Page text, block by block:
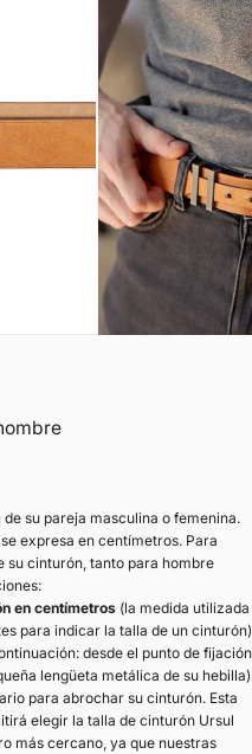
su pareja masculina o femenina.
expresa en centímetros. Para
su cinturón, tanto para hombre
en centímetros (la medida utilizada
para indicar la talla de un cinturón)
desde el punto de fijación
lengüeta metálica de su hebilla)
para abrochar su cinturón. Esta
elegir la talla de cinturón Ursul
más cercano, ya que nuestras